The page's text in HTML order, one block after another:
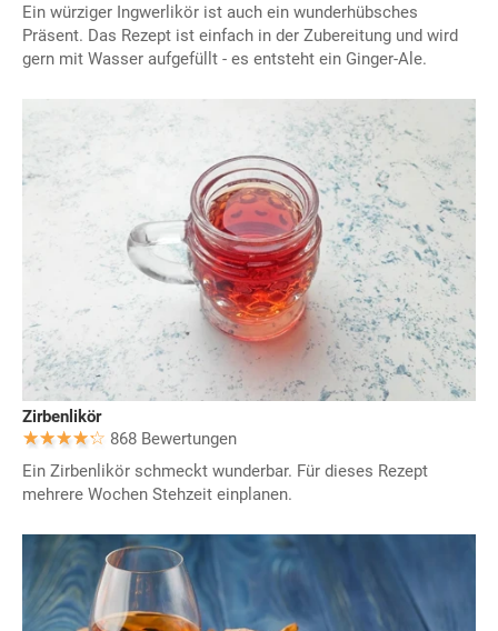
Ein würziger Ingwerlikör ist auch ein wunderhübsches
Präsent. Das Rezept ist einfach in der Zubereitung und wird
gern mit Wasser aufgefüllt - es entsteht ein Ginger-Ale.
Zirbenlikör
868 Bewertungen
Ein Zirbenlikör schmeckt wunderbar. Für dieses Rezept
mehrere Wochen Stehzeit einplanen.